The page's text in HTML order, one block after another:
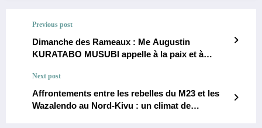
Previous post
Dimanche des Rameaux : Me Augustin
KURATABO MUSUBI appelle à la paix et à
Next post
Affrontements entre les rebelles du M23 et les
Wazalendo au Nord-Kivu : un climat de